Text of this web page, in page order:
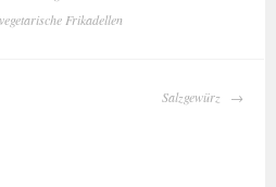
Frikadellen
Salzgewürz